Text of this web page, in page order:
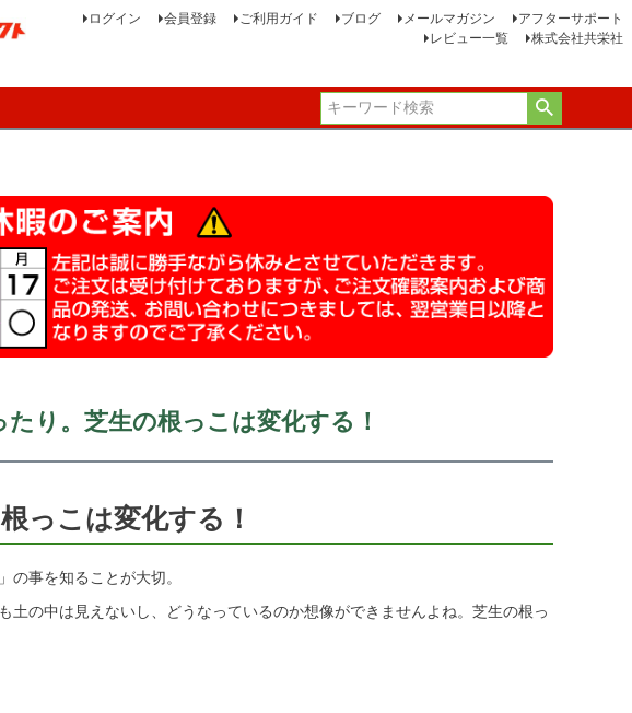
ログイン 会員登録 ご利用ガイド ブログ メールマガジン
アフターサポート
レビュー一覧
株式会社共栄社
り。芝生の根っこは変化する！
っこは変化する！
の事を知ることが大切。
の中は見えないし、どうなっているのか想像ができませんよね。芝生の根っ